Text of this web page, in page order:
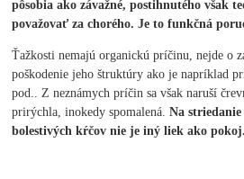
pôsobia ako závažné, postihnutého však
považovať za chorého. Je to funkčná
Ťažkosti nemajú organickú príčinu, nejde o
poškodenie jeho štruktúry ako je napríklad
pod.. Z neznámych príčin sa však naruší
prirýchla, inokedy spomalená.Na
bolestivých kŕčov nie je iný liek ako pokoj.